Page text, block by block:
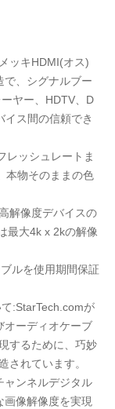
ッキHDMI(オス)
で、シグナルブー
ヤー、HDTV、D
ス間の信頼でき
レッシュレートま
本物そのままの色
解像度デバイスの
最大4k x 2kの解像
ルを使用期間保証
:StarTech.comが
オーディオケーブ
するために、巧妙
されています。
ャンネルデジタル
像解像度を実現